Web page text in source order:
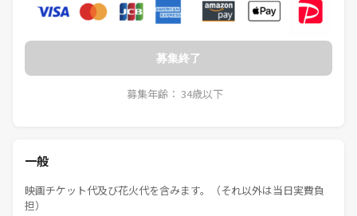
制限するものではありません。
2. プライバシー侵害
録音、録画、撮影、配信
4. 勧誘・営業行為
ナンパ、宗教、ビジネス、政治活動、ネットワークビジネス等への勧誘
行為
募集終了
募集年齢： 34歳以下
一般
映画チケット代及び花火代を含みます。（それ以外は当日実費負
担）